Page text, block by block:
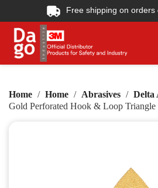
Free shipping on orders
Home Home Abrasives
Delta
Gold Perforated Hook & Loop